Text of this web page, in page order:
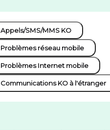
Appels/SMS/MMS KO
Problèmes réseau mobile
Problèmes Internet mobile
Communications KO à l'étranger